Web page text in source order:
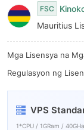
5
6
7
8
9
7
8
9
FSC
Mauritius
Mga Lisensya na
Regulasyon ng
VPS
1*CPU / 1GRam /